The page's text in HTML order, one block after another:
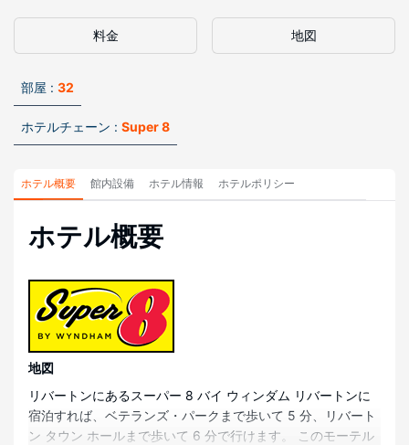
料金 地図
部屋 : 32
ホテルチェーン : Super 8
ホテル概要 館内設備 ホテル情報 ホテルポリシー
ホテル概要
地図
リバートンにあるスーパー 8 バイ ウィンダム リバートンに
宿泊すれば、ベテランズ・パークまで歩いて 5 分、リバート
ン タウン ホールまで歩いて 6 分で行けます。 このモーテル